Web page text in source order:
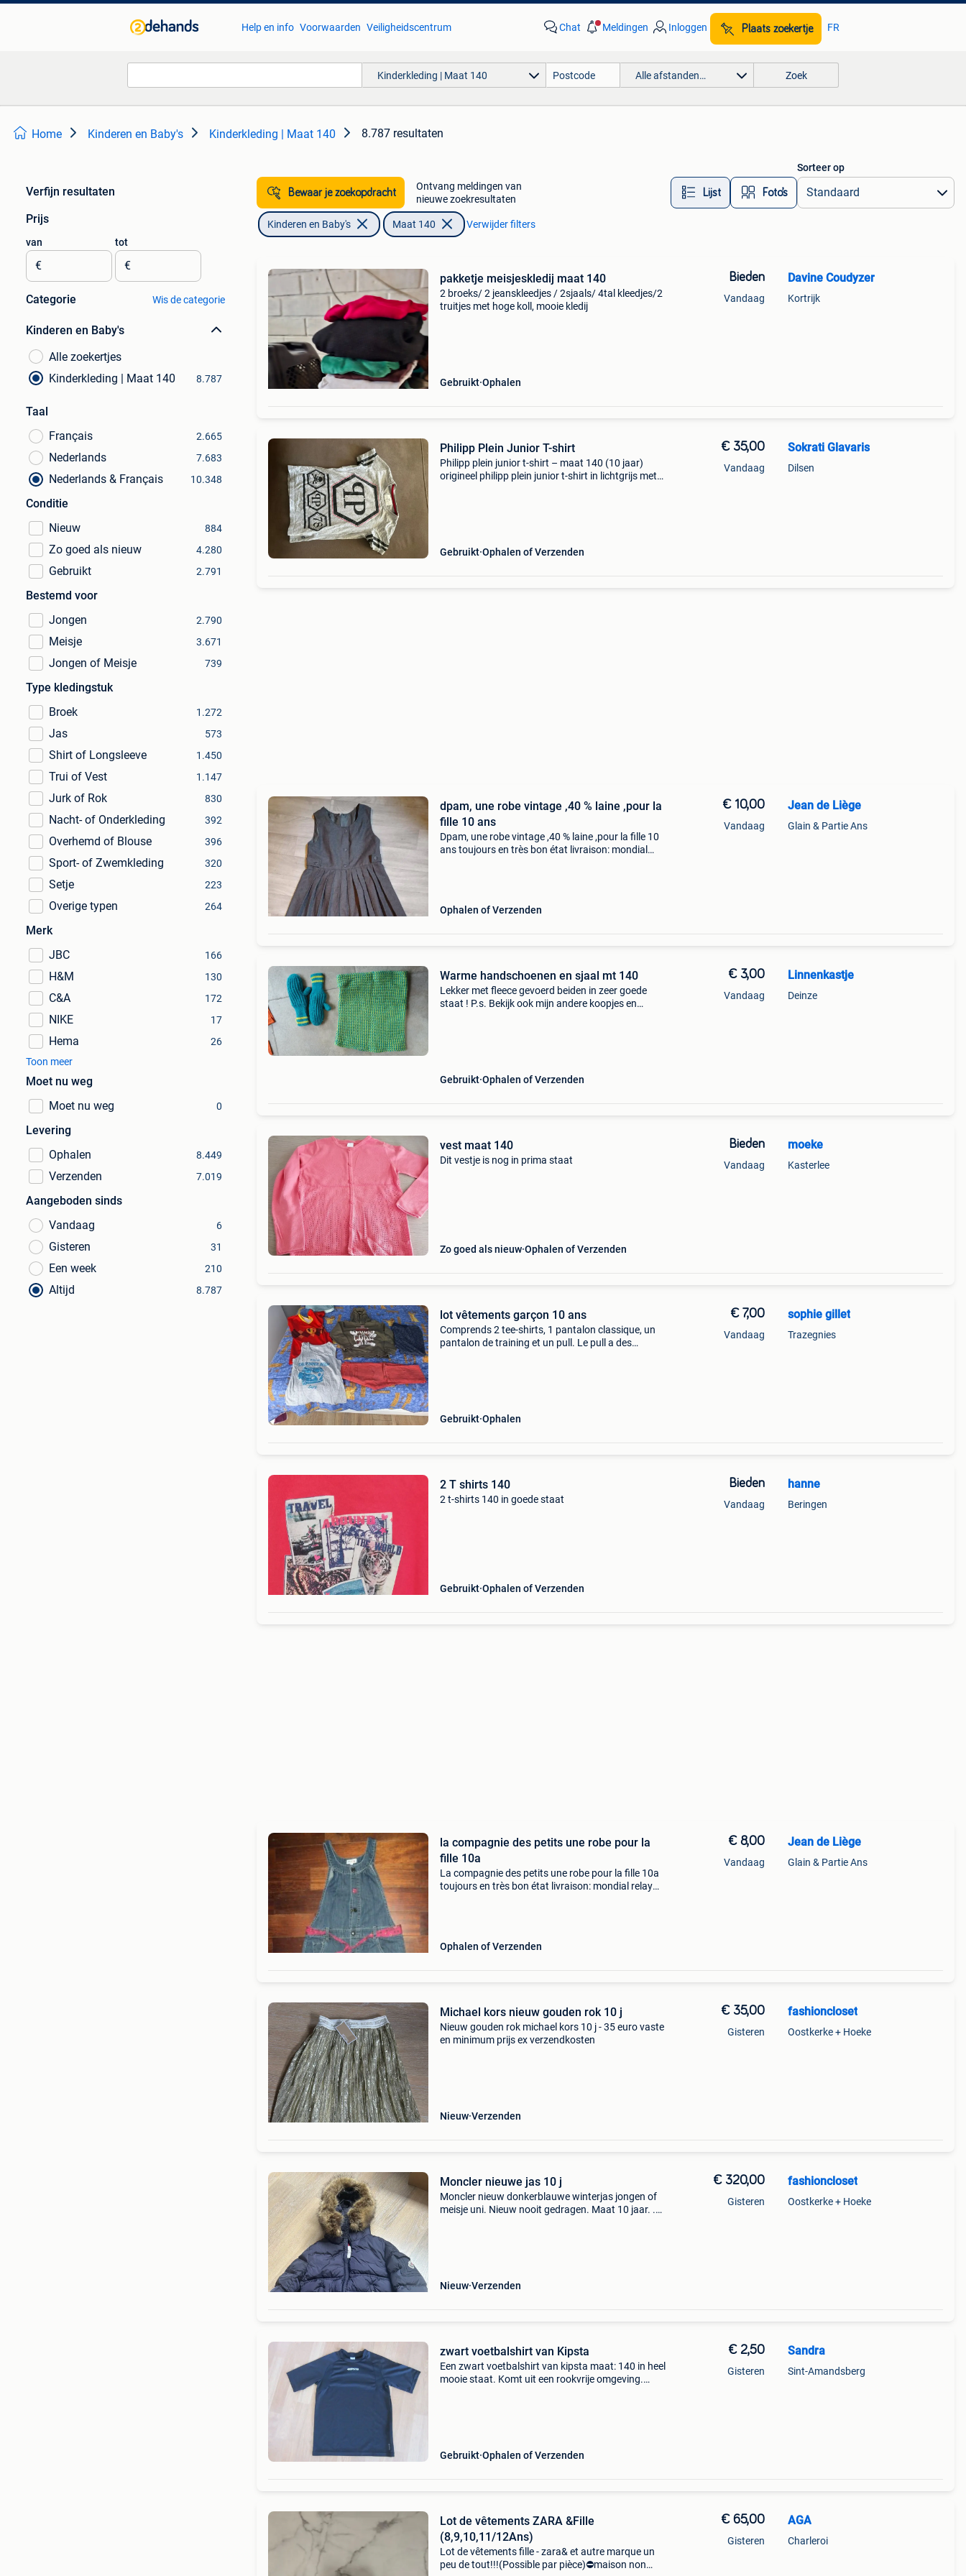
Help en info Voorwaarden Veiligheidscentrum Chat Meldingen Inloggen Plaats zoekertje FR
Kinderkleding | Maat 140 Alle afstanden… Zoek
Home Kinderen en Baby's Kinderkleding | Maat 140 8.787 resultaten
Verfijn resultaten
Prijs
van
€
tot
€
Categorie Wis de categorie
Kinderen en Baby's
Alle zoekertjes
Kinderkleding | Maat 140
8.787
Taal
Français
2.665
Nederlands 7.683
Nederlands & Français 10.348
Conditie
Nieuw
884
Zo goed als nieuw 4.280
Gebruikt 2.791
Bestemd voor
Jongen
2.790
Meisje 3.671
Jongen of Meisje 739
Type kledingstuk
Broek
1.272
Jas 573
Shirt of Longsleeve 1.450
Trui of Vest 1.147
Jurk of Rok 830
Nacht- of Onderkleding 392
Overhemd of Blouse 396
Sport- of Zwemkleding 320
Setje 223
Overige typen 264
Merk
JBC
166
H&M 130
C&A 172
NIKE 17
Hema
26
Toon meer
Moet nu weg
Moet nu weg
0
Levering
Ophalen
8.449
Verzenden 7.019
Aangeboden sinds
Vandaag
6
Gisteren 31
Een week 210
Altijd 8.787
Bewaar je zoekopdracht
Ontvang meldingen van
nieuwe zoekresultaten
Lijst Foto’s
Sorteer op
Kinderen en Baby's Maat 140 Verwijder filters
pakketje meisjeskledij maat 140
2 broeks/ 2 jeanskleedjes / 2sjaals/ 4tal kleedjes/2
truitjes met hoge koll, mooie kledij
Gebruikt Ophalen
Bieden
Vandaag
Davine Coudyzer
Kortrijk
Philipp Plein Junior T-shirt
Philipp plein junior t-shirt – maat 140 (10 jaar)
origineel philipp plein junior t-shirt in lichtgrijs met
Gebruikt Ophalen of Verzenden
€ 35,00
Vandaag
Sokrati Glavaris
Dilsen
dpam, une robe vintage ,40 % laine ,pour la
fille 10 ans
Dpam, une robe vintage ,40 % laine ,pour la fille 10
ans toujours en très bon état livraison: mondial
Ophalen of Verzenden
€ 10,00
Vandaag
Jean de Liège
Glain & Partie Ans
Warme handschoenen en sjaal mt 140
Lekker met fleece gevoerd beiden in zeer goede
staat ! P.s. Bekijk ook mijn andere koopjes en
Gebruikt Ophalen of Verzenden
€ 3,00
Vandaag
Linnenkastje
Deinze
vest maat 140
Dit vestje is nog in prima staat
Zo goed als nieuw Ophalen of Verzenden
Bieden
Vandaag
moeke
Kasterlee
lot vêtements garçon 10 ans
Comprends 2 tee-shirts, 1 pantalon classique, un
pantalon de training et un pull. Le pull a des
Gebruikt Ophalen
€ 7,00
Vandaag
sophie gillet
Trazegnies
2 T shirts 140
2 t-shirts 140 in goede staat
Gebruikt Ophalen of Verzenden
Bieden
Vandaag
hanne
Beringen
la compagnie des petits une robe pour la
fille 10a
La compagnie des petits une robe pour la fille 10a
toujours en très bon état livraison: mondial relay
Ophalen of Verzenden
€ 8,00
Vandaag
Jean de Liège
Glain & Partie Ans
Michael kors nieuw gouden rok 10 j
Nieuw gouden rok michael kors 10 j - 35 euro vaste
en minimum prijs ex verzendkosten
Nieuw Verzenden
€ 35,00
Gisteren
fashioncloset
Oostkerke + Hoeke
Moncler nieuwe jas 10 j
Moncler nieuw donkerblauwe winterjas jongen of
meisje uni. Nieuw nooit gedragen. Maat 10 jaar. .
Nieuw Verzenden
€ 320,00
Gisteren
fashioncloset
Oostkerke + Hoeke
zwart voetbalshirt van Kipsta
Een zwart voetbalshirt van kipsta maat: 140 in heel
mooie staat. Komt uit een rookvrije omgeving.
Gebruikt Ophalen of Verzenden
€ 2,50
Gisteren
Sandra
Sint-Amandsberg
Lot de vêtements ZARA &Fille
(8,9,10,11/12Ans)
Lot de vêtements fille - zara& et autre marque un
peu de tout!!!(Possible par pièce)⛔️maison non
€ 65,00
Gisteren
AGA
Charleroi